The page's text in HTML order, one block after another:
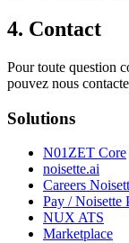
4. Contact
Pour toute question
pouvez nous
Solutions
N01ZET Core
noisette.ai
Careers
Pay / Noisette
NUX ATS
Marketplace